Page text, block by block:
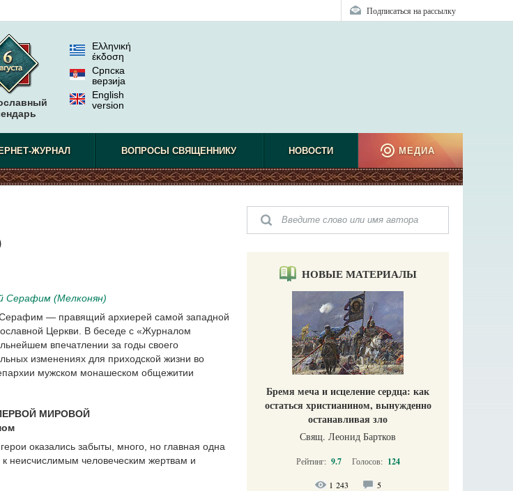
Подписаться на рассылку
Ελληνική
έκδοση
Српска
верзиjа
English
version
ЖУРНАЛ ВОПРОСЫ СВЯЩЕННИКУ НОВОСТИ МЕДИА
Серафим (Мелконян)
Серафим — правящий архиерей самой западной
Церкви. В беседе с «Журналом
впечатлении за годы своего
изменениях для приходской жизни во
мужском монашеском общежитии
МИРОВОЙ
оказались забыты, много, но главная одна
неисчислимым человеческим жертвам и
НОВЫЕ МАТЕРИАЛЫ
Бремя меча и исцеление сердца: как
остаться христианином, вынужденно
останавливая зло
Свящ. Леонид Бартков
Рейтинг: 9.7 Голосов: 124
1 243 5